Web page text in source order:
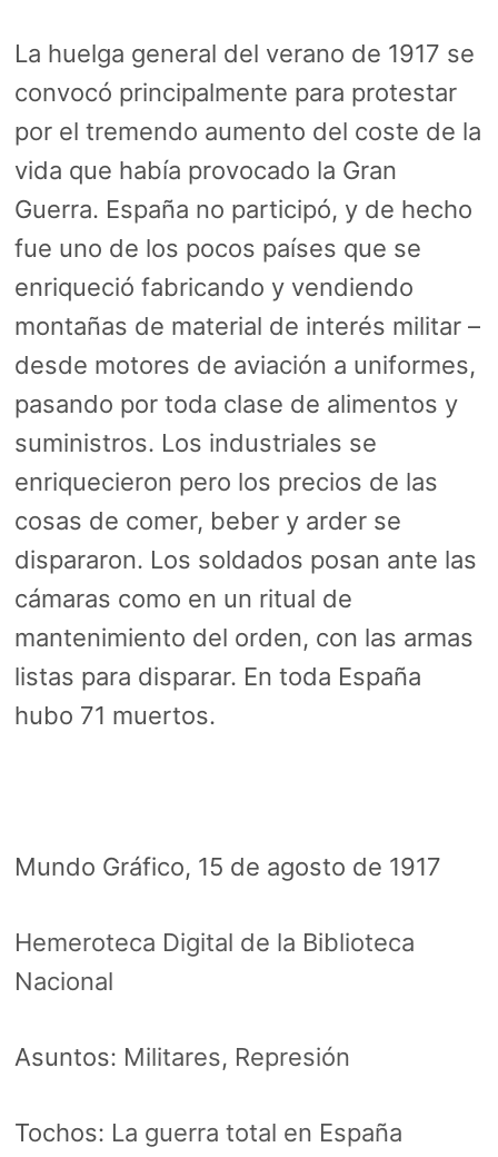
La huelga general del verano de 1917 se
convocó principalmente para protestar
por el tremendo aumento del coste de la
vida que había provocado la Gran
Guerra. España no participó, y de hecho
fue uno de los pocos países que se
enriqueció fabricando y vendiendo
montañas de material de interés militar –
desde motores de aviación a uniformes,
pasando por toda clase de alimentos y
suministros. Los industriales se
enriquecieron pero los precios de las
cosas de comer, beber y arder se
dispararon. Los soldados posan ante las
cámaras como en un ritual de
mantenimiento del orden, con las armas
listas para disparar. En toda España
hubo 71 muertos.
Mundo Gráfico, 15 de agosto de 1917
Hemeroteca Digital de la Biblioteca
Nacional
Asuntos: Militares, Represión
Tochos: La guerra total en España